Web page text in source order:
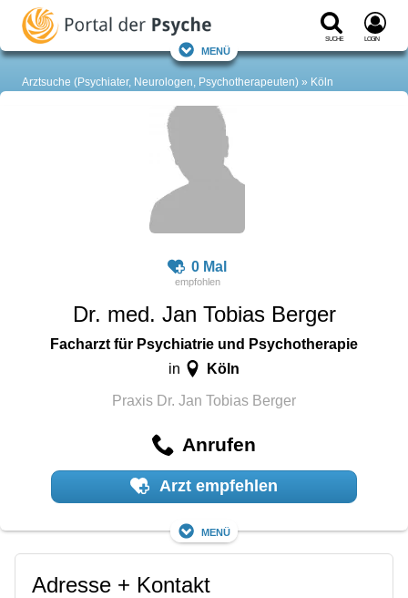
Suche Login
Menü
Arztsuche (Psychiater, Neurologen, Psychotherapeuten) Köln
0 Mal
Dr. med. Jan Tobias Berger
Facharzt für Psychiatrie und Psychotherapie
in Köln
Praxis Dr. Jan Tobias Berger
Anrufen
Arzt empfehlen
Menü
Adresse + Kontakt